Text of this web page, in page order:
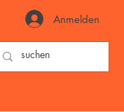
Anmelden